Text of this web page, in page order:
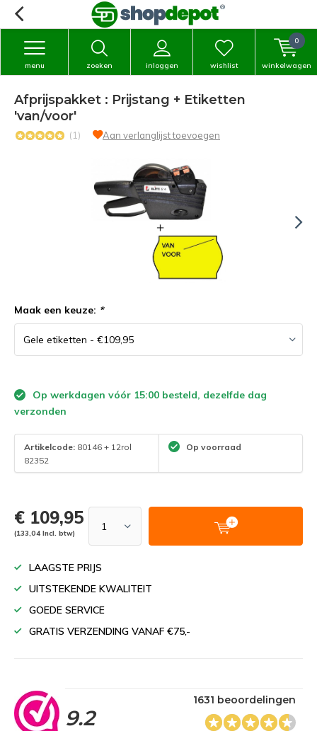
zoeken inloggen
menu wishlist winkelwagen
0
Afprijspakket : Prijstang + Etiketten
'van/voor'
(1) Aan verlanglijst toevoegen
Maak een keuze: *
Op werkdagen vóór 15:00 besteld, dezelfde dag
verzonden
Artikelcode: 80146 + 12rol
82352
Op voorraad
€ 109,95
(133,04 Incl. btw)
LAAGSTE PRIJS
UITSTEKENDE KWALITEIT
GOEDE SERVICE
GRATIS VERZENDING VANAF €75,-
9.2
1631 beoordelingen